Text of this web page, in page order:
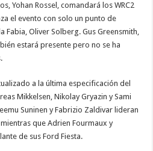
Yohan Rossel, comandará los WRC2
el evento con solo un punto de
Fabia, Oliver Solberg. Gus Greensmith,
estará presente pero no se ha
a la última especificación del
Mikkelsen, Nikolay Gryazin y Sami
Suninen y Fabrizio Zaldivar lideran
mientras que Adrien Fourmaux y
de sus Ford Fiesta.